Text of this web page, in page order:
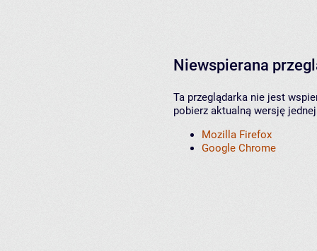
Niewspierana
Ta przeglądarka nie jest
pobierz aktualną wersję
Mozilla Firefox
Google Chrome